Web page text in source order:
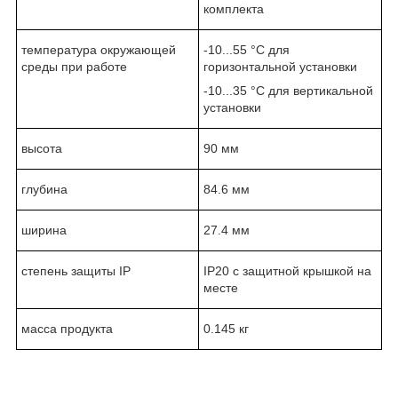
комплекта
температура окружающей
среды при работе
-10...55 °C для
горизонтальной установки
-10...35 °C для вертикальной
установки
высота 90 мм
глубина 84.6 мм
ширина 27.4 мм
степень защиты IP
IP20 с защитной крышкой на
месте
масса продукта 0.145 кг